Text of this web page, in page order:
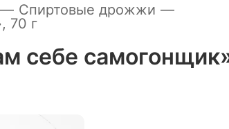
— Спиртовые дрожжи —
70 г
себе